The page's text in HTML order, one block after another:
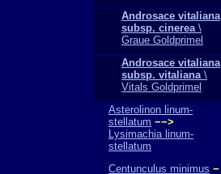
Androsace vitaliana
subsp. cinerea\
Graue Goldprimel
Androsace vitaliana
subsp. vitaliana\
Vitals Goldprimel
Asterolinon linum-
stellatum −−>
Lysimachia linum-
stellatum
Centunculus minimus −